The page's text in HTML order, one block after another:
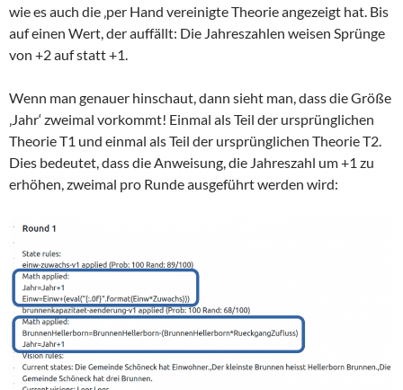
wie es auch die ‚per Hand vereinigte Theorie angezeigt hat. Bis
auf einen Wert, der auffällt: Die Jahreszahlen weisen Sprünge
von +2 auf statt +1.
Wenn man genauer hinschaut, dann sieht man, dass die Größe
‚Jahr‘ zweimal vorkommt! Einmal als Teil der ursprünglichen
Theorie T1 und einmal als Teil der ursprünglichen Theorie T2.
Dies bedeutet, dass die Anweisung, die Jahreszahl um +1 zu
erhöhen, zweimal pro Runde ausgeführt werden wird: